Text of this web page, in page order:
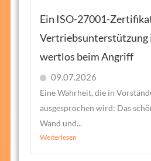
Ein ISO-27001-
Vertriebsunterstützung
wertlos beim Angriff
09.07.2026
Eine Wahrheit, die in
ausgesprochen wird: Das
Wand und...
Weiterlesen